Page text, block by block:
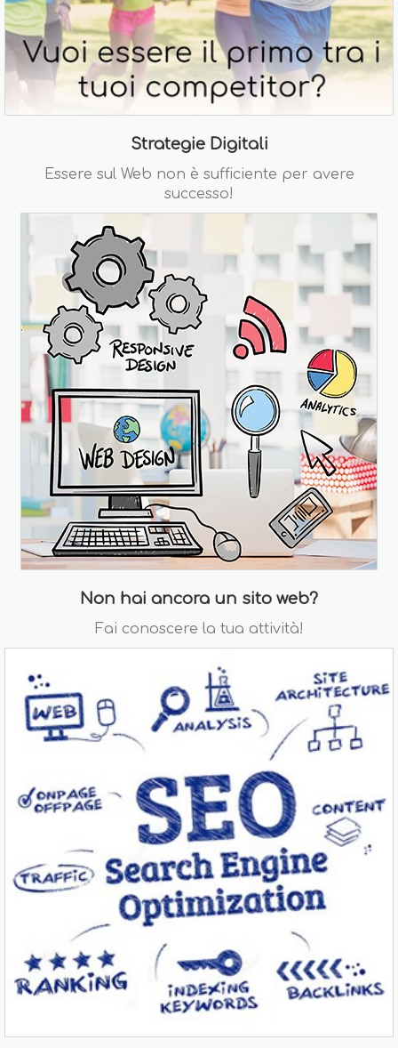
Strategie Digitali
Essere sul Web non è sufficiente per avere
successo!
Non hai ancora un sito web?
Fai conoscere la tua attività!